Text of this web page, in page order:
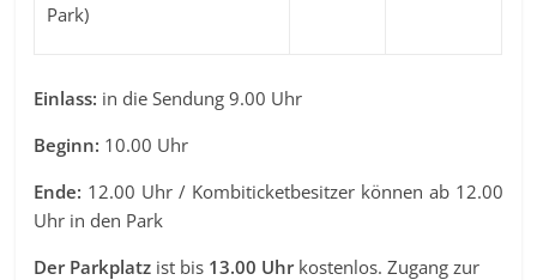
Park)
Einlass: in die Sendung 9.00 Uhr
Beginn: 10.00 Uhr
Ende: 12.00 Uhr / Kombiticketbesitzer können ab 12.00
Uhr in den Park
Der Parkplatz ist bis 13.00 Uhrkostenlos. Zugang zur